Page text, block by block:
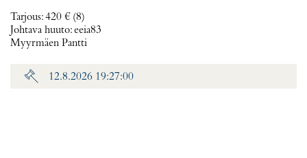
Tarjous:420 € (8)
Johtava huuto:eeia83
Myyrmäen Pantti
12.8.2026 19:27:00